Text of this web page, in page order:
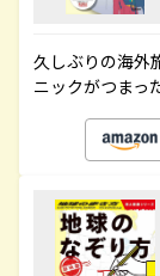
久しぶりの海外
ニックがつまっ